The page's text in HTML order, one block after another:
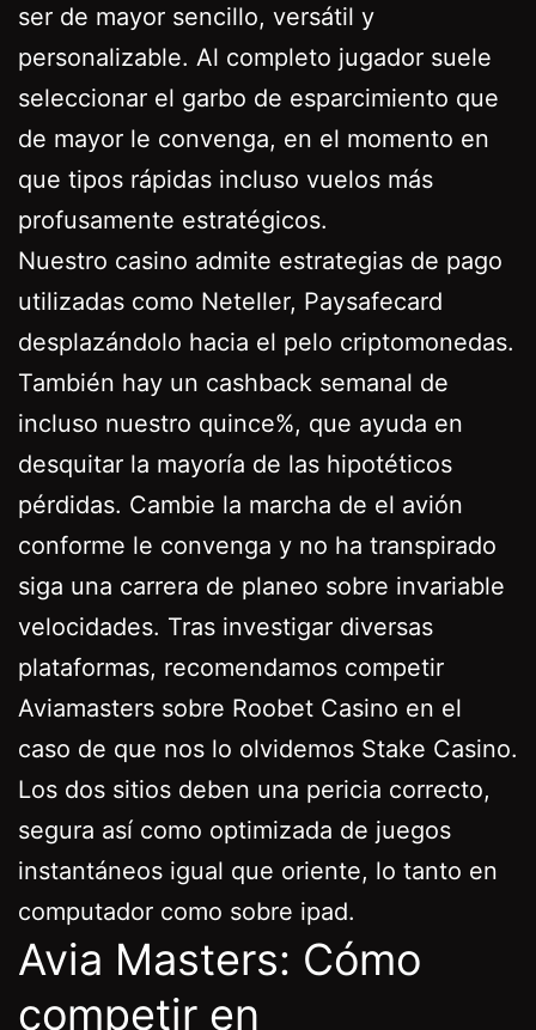
ser de mayor sencillo, versátil y
personalizable. Al completo jugador suele
seleccionar el garbo de esparcimiento que
de mayor le convenga, en el momento en
que tipos rápidas incluso vuelos más
profusamente estratégicos.
Nuestro casino admite estrategias de pago
utilizadas como Neteller, Paysafecard
desplazándolo hacia el pelo criptomonedas.
También hay un cashback semanal de
incluso nuestro quince%, que ayuda en
desquitar la mayoría de las hipotéticos
pérdidas. Cambie la marcha de el avión
conforme le convenga y no ha transpirado
siga una carrera de planeo sobre invariable
velocidades. Tras investigar diversas
plataformas, recomendamos competir
Aviamasters sobre Roobet Casino en el
caso de que nos lo olvidemos Stake Casino.
Los dos sitios deben una pericia correcto,
segura así­ como optimizada de juegos
instantáneos igual que oriente, lo tanto en
computador como sobre ipad.
Avia Masters: Cómo
competir en